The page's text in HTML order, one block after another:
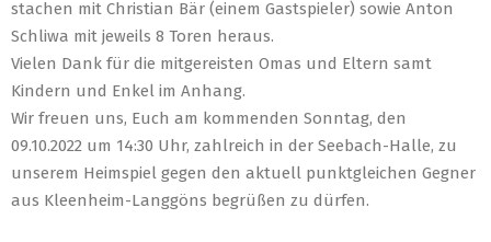
stachen mit Christian Bär (einem Gastspieler) sowie Anton
Schliwa mit jeweils 8 Toren heraus.
Vielen Dank für die mitgereisten Omas und Eltern samt
Kindern und Enkel im Anhang.
Wir freuen uns, Euch am kommenden Sonntag, den
09.10.2022 um 14:30 Uhr, zahlreich in der Seebach-Halle, zu
unserem Heimspiel gegen den aktuell punktgleichen Gegner
aus Kleenheim-Langgöns begrüßen zu dürfen.